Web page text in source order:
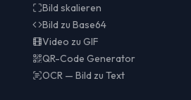
Bild skalieren
Bild zu Base64
Video zu GIF
QR-Code Generator
OCR — Bild zu Text